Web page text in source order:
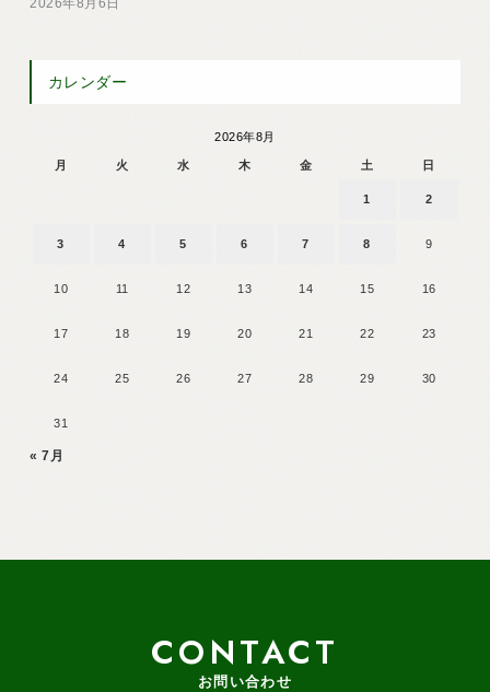
カレンダー
2026年8月
月 火 水 木 金 土 日
1 2
3 4 5 6 7 8 9
10 11 12 13 14 15 16
17 18 19 20 21 22 23
24 25 26 27 28 29 30
31
« 7月
CONTACT
お問い合わせ